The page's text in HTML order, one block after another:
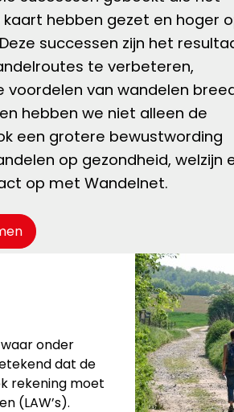
hebben gezet en hoger
successen zijn het
te verbeteren,
van wandelen
hebben we niet alleen de
een grotere bewustwording
op gezondheid, welzijn
op met Wandelnet.
onder
dat de
rekening moet
(LAW’s).